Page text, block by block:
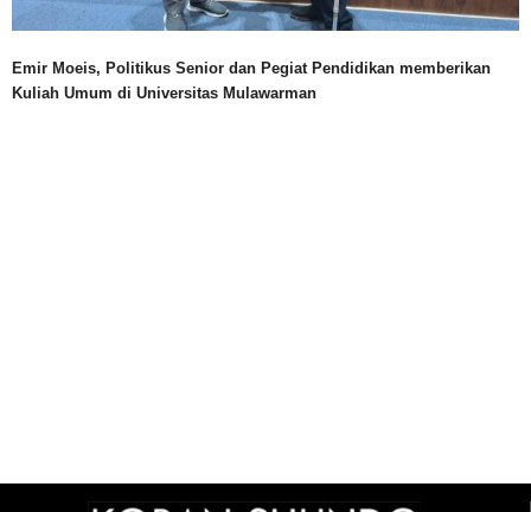
Emir Moeis, Politikus Senior dan Pegiat Pendidikan memberikan
Kuliah Umum di Universitas Mulawarman